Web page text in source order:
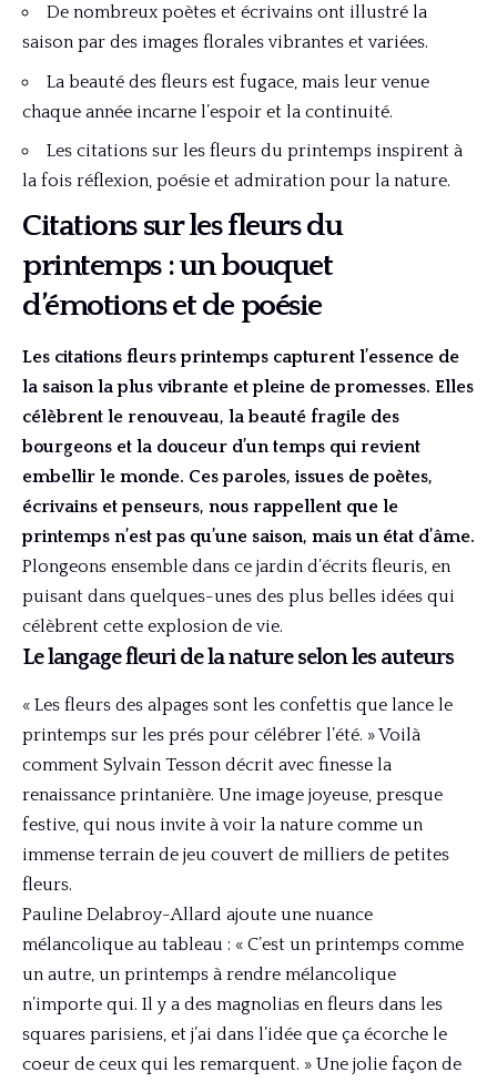
De nombreux poètes et écrivains ont illustré la
saison par des images florales vibrantes et variées.
La beauté des fleurs est fugace, mais leur venue
chaque année incarne l’espoir et la continuité.
Les citations sur les fleurs du printemps inspirent à
la fois réflexion, poésie et admiration pour la nature.
Citations sur les fleurs du
printemps : un bouquet
d’émotions et de poésie
Les citations fleurs printemps capturent l’essence de
la saison la plus vibrante et pleine de promesses. Elles
célèbrent le renouveau, la beauté fragile des
bourgeons et la douceur d’un temps qui revient
embellir le monde. Ces paroles, issues de poètes,
écrivains et penseurs, nous rappellent que le
printemps n’est pas qu’une saison, mais un état d’âme.
Plongeons ensemble dans ce jardin d’écrits fleuris, en
puisant dans quelques-unes des plus belles idées qui
célèbrent cette explosion de vie.
Le langage fleuri de la nature selon les auteurs
« Les fleurs des alpages sont les confettis que lance le
printemps sur les prés pour célébrer l’été. » Voilà
comment Sylvain Tesson décrit avec finesse la
renaissance printanière. Une image joyeuse, presque
festive, qui nous invite à voir la nature comme un
immense terrain de jeu couvert de milliers de petites
fleurs.
Pauline Delabroy-Allard ajoute une nuance
mélancolique au tableau : « C’est un printemps comme
un autre, un printemps à rendre mélancolique
n’importe qui. Il y a des magnolias en fleurs dans les
squares parisiens, et j’ai dans l’idée que ça écorche le
coeur de ceux qui les remarquent. » Une jolie façon de